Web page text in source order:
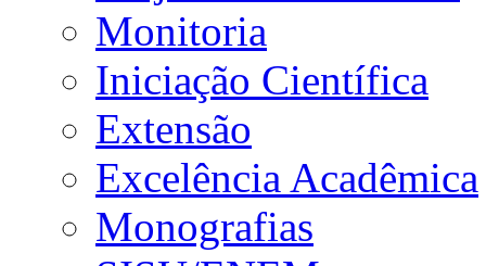
Monitoria
Iniciação Científica
Extensão
Excelência Acadêmica
Monografias